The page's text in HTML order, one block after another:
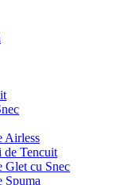
Airless
de Tencuit
Glet cu Snec
Spuma